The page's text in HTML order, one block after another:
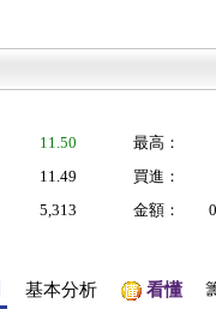
11.50
最高：
11.49
買進：
5,313 金額：
基本分析 看懂